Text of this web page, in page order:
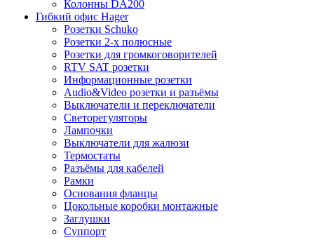
Колонны DA200
Гибкий офис Hager
Розетки Schuko
Розетки 2-х полюсные
Розетки для громкоговорителей
RTV SAT розетки
Информационные розетки
Audio&Video розетки и разъёмы
Выключатели и переключатели
Светорегуляторы
Лампочки
Выключатели для жалюзи
Термостаты
Разъёмы для кабелей
Рамки
Основания фланцы
Цокольные коробки монтажные
Заглушки
Суппорт